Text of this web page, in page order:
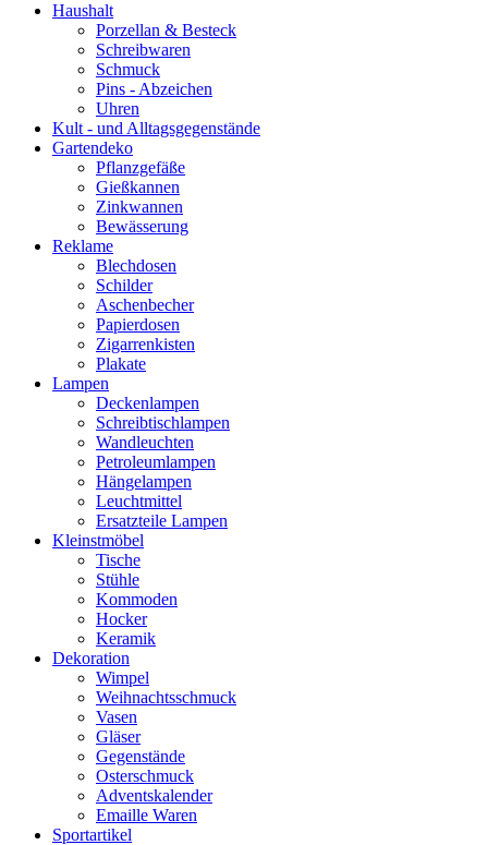
Haushalt
Porzellan & Besteck
Schreibwaren
Schmuck
Pins - Abzeichen
Uhren
Kult - und Alltagsgegenstände
Gartendeko
Pflanzgefäße
Gießkannen
Zinkwannen
Bewässerung
Reklame
Blechdosen
Schilder
Aschenbecher
Papierdosen
Zigarrenkisten
Plakate
Lampen
Deckenlampen
Schreibtischlampen
Wandleuchten
Petroleumlampen
Hängelampen
Leuchtmittel
Ersatzteile Lampen
Kleinstmöbel
Tische
Stühle
Kommoden
Hocker
Keramik
Dekoration
Wimpel
Weihnachtsschmuck
Vasen
Gläser
Gegenstände
Osterschmuck
Adventskalender
Emaille Waren
Sportartikel